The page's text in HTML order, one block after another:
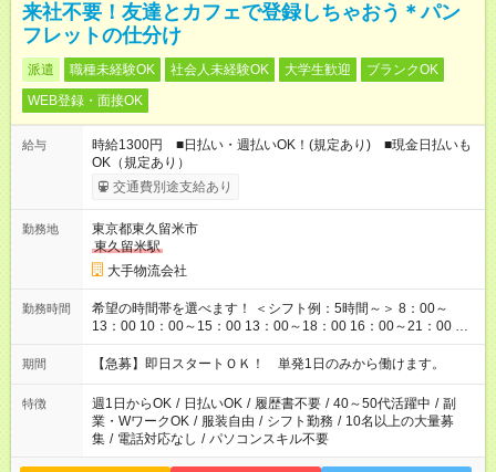
来社不要！友達とカフェで登録しちゃおう＊パン
フレットの仕分け
派遣 職種未経験OK 社会人未経験OK 大学生歓迎
ブランクOK
WEB登録・面接OK
給与
時給1300円 ■日払い・週払いOK！(規定あり) ■現金日払いも
OK（規定あり）
交通費別途支給あり
勤務地
東京都東久留米市
東久留米駅
大手物流会社
勤務時間
希望の時間帯を選べます！ ＜シフト例：5時間～＞ 8：00～
13：00 10：00～15：00 13：00～18：00 16：00～21：00 ＜
シフト例：8時間～＞ ・10：00～19：00 ・13：00～22：00 ・
22：00～翌6：00 など！是非ご希望をお聞かせください！
期間 【急募】即日スタートＯＫ！ 単発1日のみから働けます。
特徴 週1日からOK / 日払いOK / 履歴書不要 / 40～50代活躍中 / 副
業・WワークOK / 服装自由 / シフト勤務 / 10名以上の大量募
集 / 電話対応なし / パソコンスキル不要